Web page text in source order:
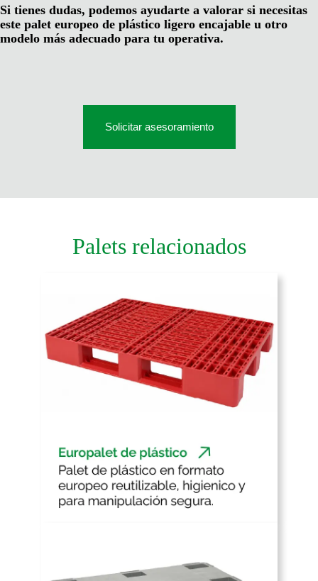
Si tienes dudas, podemos ayudarte a valorar si necesitas
este palet europeo de plástico ligero encajable u otro
modelo más adecuado para tu operativa.
Solicitar asesoramiento
Palets relacionados